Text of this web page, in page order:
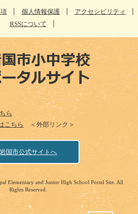
個人情報保護
アクセシビリティ
RSSについて
ら
こちら
＜外部リンク＞
岩国市公式サイトへ
Elementary and Junior High School Portal Site. All
Rights Reserved.